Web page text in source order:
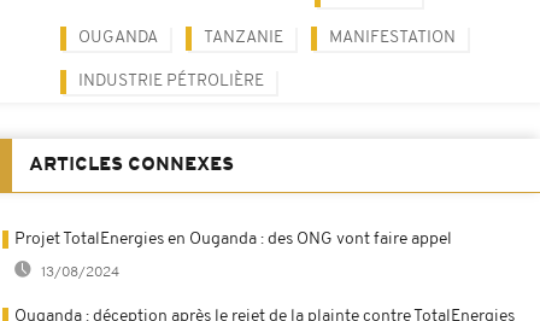
OUGANDA TANZANIE MANIFESTATION
INDUSTRIE PÉTROLIÈRE
ARTICLES CONNEXES
Projet TotalEnergies en Ouganda : des ONG vont faire appel
13/08/2024
Ouganda : déception après le rejet de la plainte contre TotalEnergies